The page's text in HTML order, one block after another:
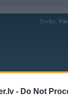
- Do Not
Sveiks,
Forums